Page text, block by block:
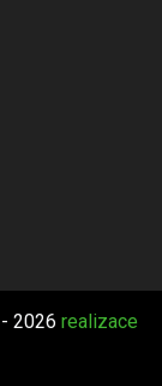
2026 realizace